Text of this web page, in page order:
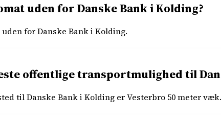
uden for Danske Bank i Kolding?
for Danske Bank i Kolding.
offentlige transportmulighed til
til Danske Bank i Kolding er Vesterbro 50 meter væk.